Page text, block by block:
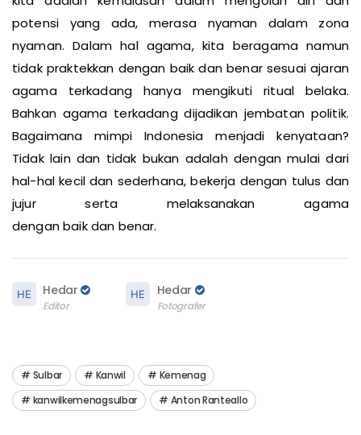
potensi yang ada, merasa nyaman dalam zona
nyaman. Dalam hal agama, kita beragama namun
tidak praktekkan dengan baik dan benar sesuai ajaran
agama terkadang hanya mengikuti ritual belaka.
Bahkan agama terkadang dijadikan jembatan politik.
Bagaimana mimpi Indonesia menjadi kenyataan?
Tidak lain dan tidak bukan adalah dengan mulai dari
hal-hal kecil dan sederhana, bekerja dengan tulus dan
jujur serta melaksanakan agama
dengan baik dan benar.
Hedar
Editor
Hedar
Fotografer
Sulbar Kanwil
Kemenag
kanwilkemenagsulbar
Anton Ranteallo